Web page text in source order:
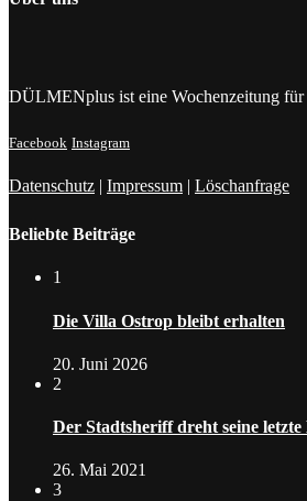
DÜLMENplus ist eine Wochenzeitung für
Facebook Instagram
Datenschutz | Impressum | Löschanfrage
Beliebte Beiträge
1
Die Villa Ostrop bleibt erhalten
20. Juni 2026
2
Der Stadtsheriff dreht seine
26. Mai 2021
3